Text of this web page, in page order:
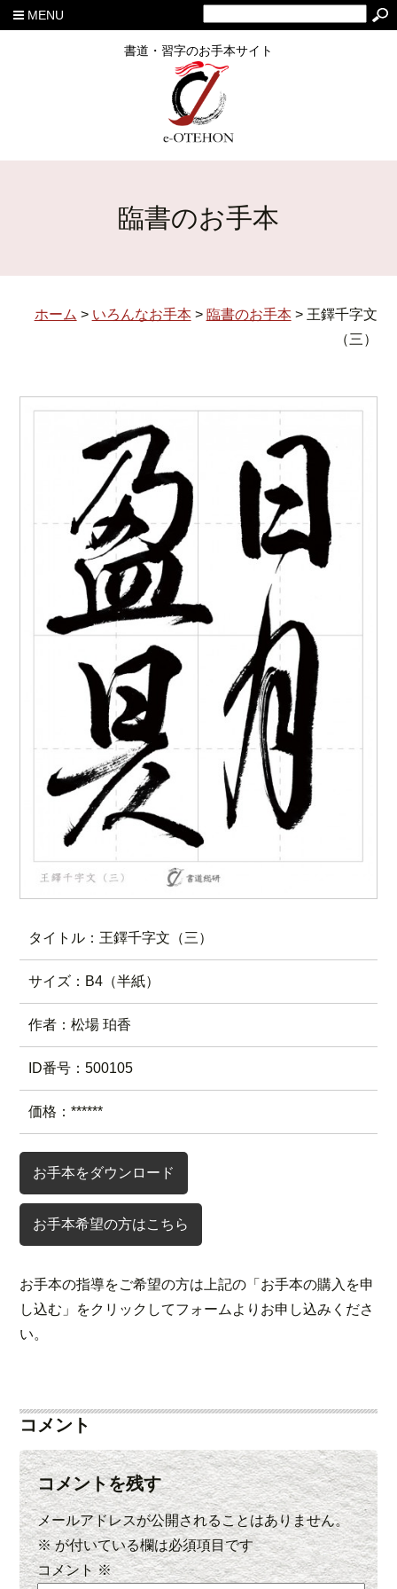
MENU
書道・習字のお手本サイト
臨書のお手本
ホーム > いろんなお手本> 臨書のお手本> 王鐸千字文
（三）
タイトル：王鐸千字文（三）
サイズ：B4（半紙）
作者：松場 珀香
ID番号：500105
価格：******
お手本をダウンロード
お手本希望の方はこちら
お手本の指導をご希望の方は上記の「お手本の購入を申
し込む」をクリックしてフォームよりお申し込みくださ
い。
コメント
コメントを残す
メールアドレスが公開されることはありません。
※が付いている欄は必須項目です
コメント※